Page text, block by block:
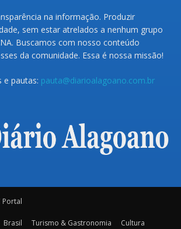
na informação. Produzir
sem estar atrelados a nenhum grupo
Buscamos com nosso conteúdo
da comunidade. Essa é nossa missão!
e pautas: pauta@diarioalagoano.com.br
Portal
Brasil Turismo & Gastronomia Cultura